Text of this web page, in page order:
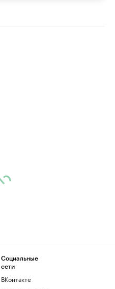
Социальные
сети
ВКонтакте